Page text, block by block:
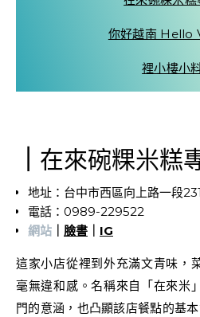
你好越南 Hello
裡小樓小
在來碗粿米糕
地址：台中市西區向上路一段
電話：0989-229522
網站
臉書 IG
這家小店從裡到外充滿文青味，
毫無違和感。名稱來自「在來米
門的意涵，也凸顯該店餐點的基本